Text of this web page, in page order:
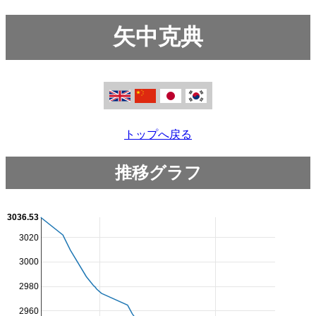
矢中克典
トップへ戻る
推移グラフ
2960
2980
3000
3020
3036.53